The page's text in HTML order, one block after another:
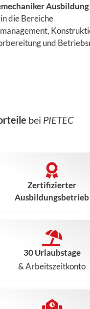
Ausbildung
die Bereiche
und
bei PIETEC
Zertifizierter
Ausbildungsbetrieb
30 Urlaubstage
& Arbeitszeitkonto